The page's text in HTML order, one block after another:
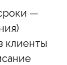
—
клиенты